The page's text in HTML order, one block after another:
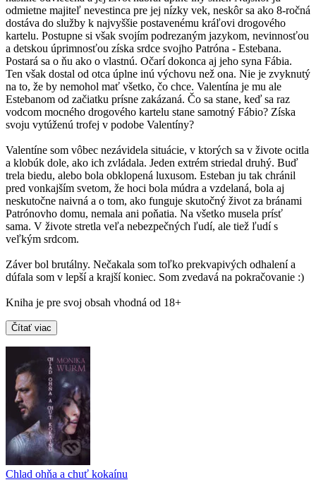
odmietne majiteľ nevestinca pre jej nízky vek, neskôr sa ako 8-ročná
dostáva do služby k najvyššie postavenému kráľovi drogového
kartelu. Postupne si však svojím podrezaným jazykom, nevinnosťou
a detskou úprimnosťou získa srdce svojho Patróna - Estebana.
Postará sa o ňu ako o vlastnú. Očarí dokonca aj jeho syna Fábia.
Ten však dostal od otca úplne inú výchovu než ona. Nie je zvyknutý
na to, že by nemohol mať všetko, čo chce. Valentína je mu ale
Estebanom od začiatku prísne zakázaná. Čo sa stane, keď sa raz
vodcom mocného drogového kartelu stane samotný Fábio? Získa
svoju vytúženú trofej v podobe Valentíny?
Valentíne som vôbec nezávidela situácie, v ktorých sa v živote ocitla
a klobúk dole, ako ich zvládala. Jeden extrém striedal druhý. Buď
trela biedu, alebo bola obklopená luxusom. Esteban ju tak chránil
pred vonkajším svetom, že hoci bola múdra a vzdelaná, bola aj
neskutočne naivná a o tom, ako funguje skutočný život za bránami
Patrónovho domu, nemala ani poňatia. Na všetko musela prísť
sama. V živote stretla veľa nebezpečných ľudí, ale tiež ľudí s
veľkým srdcom.
Záver bol brutálny. Nečakala som toľko prekvapivých odhalení a
dúfala som v lepší a krajší koniec. Som zvedavá na pokračovanie :)
Kniha je pre svoj obsah vhodná od 18+
Čítať viac
Chlad ohňa a chuť kokaínu